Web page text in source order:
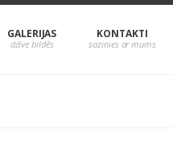
GALERIJAS KONTAKTI